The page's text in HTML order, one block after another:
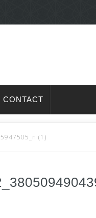
CONTACT
(1)